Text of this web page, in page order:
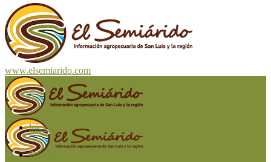
www.elsemiarido.com
Inicio
San Luis